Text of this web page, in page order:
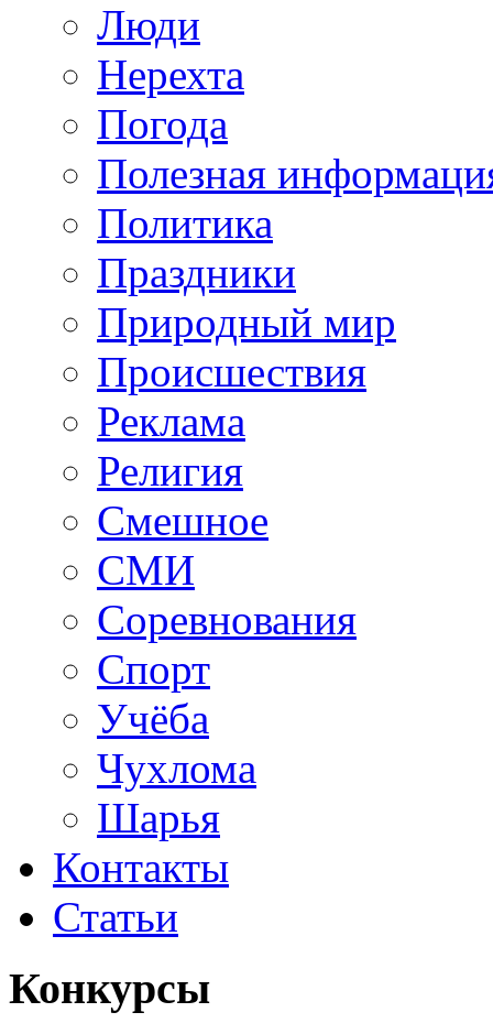
Люди
Нерехта
Погода
Полезная
Политика
Праздники
Природный мир
Происшествия
Реклама
Религия
Смешное
СМИ
Соревнования
Спорт
Учёба
Чухлома
Шарья
Контакты
Статьи
Конкурсы